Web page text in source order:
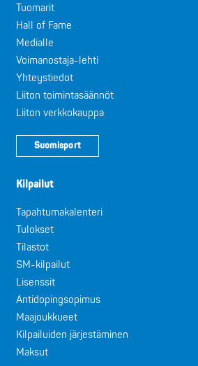
Tuomarit
Hall of Fame
Medialle
Voimanostaja-lehti
Yhteystiedot
Liiton toimintasäännöt
Liiton verkkokauppa
Suomisport
Kilpailut
Tapahtumakalenteri
Tulokset
Tilastot
SM-kilpailut
Lisenssit
Antidopingsopimus
Maajoukkueet
Kilpailuiden järjestäminen
Maksut